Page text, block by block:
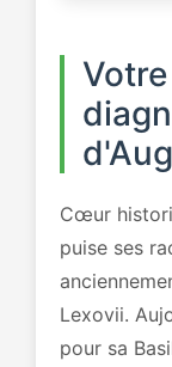
Cœur
puise ses
Lexovii.
pour sa